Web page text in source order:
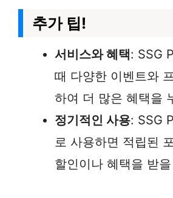
추가 팁!
서비스와 혜택: SSG
때 다양한 이벤트와
하여 더 많은 혜택을
정기적인 사용: SSG
로 사용하면 적립된
할인이나 혜택을 받